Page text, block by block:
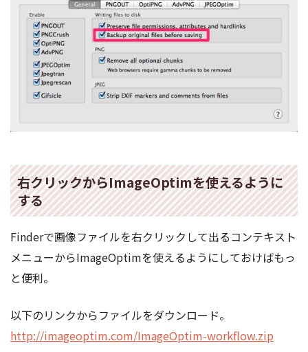
右クリックからImageOptimを使えるように
する
Finderで画像ファイルを右クリックして出るコンテキスト
メニューからImageOptimを使えるようにしておけばもっ
と便利。
以下のリンクからファイルをダウンロード。
http://imageoptim.com/ImageOptim-workflow.zip